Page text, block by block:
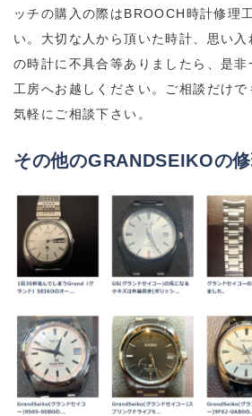
ッチの購入の際はBROOCH時計修理
い。 大切な人から頂いた時計、思い
の時計に不具合等ありましたら、是
工房へお越しください。 ご相談だけ
気軽にご相談下さい。
その他のGRANDSEIKOの